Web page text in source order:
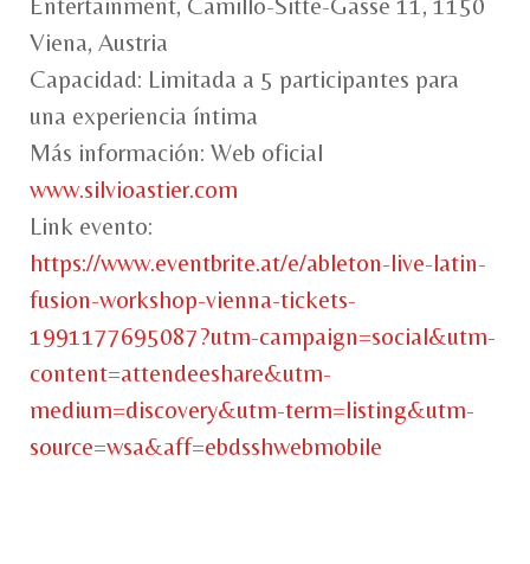
Entertainment, Camillo-Sitte-Gasse 11, 1150
Viena, Austria
Capacidad: Limitada a 5 participantes para
una experiencia íntima
Más información: Web oficial
www.silvioastier.com
Link evento:
https://www.eventbrite.at/e/ableton-live-latin-
fusion-workshop-vienna-tickets-
1991177695087?utm-campaign=social&utm-
content=attendeeshare&utm-
medium=discovery&utm-term=listing&utm-
source=wsa&aff=ebdsshwebmobile